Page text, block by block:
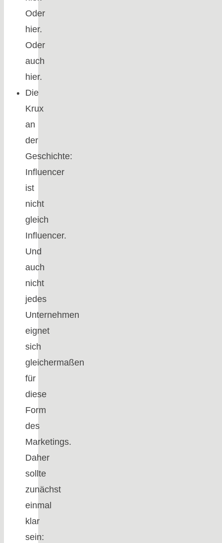
Oder
hier.
Oder
auch
hier.
Die
Krux
an
der
Geschichte:
Influencer
ist
nicht
gleich
Influencer.
Und
auch
nicht
jedes
Unternehmen
eignet
sich
gleichermaßen
für
diese
Form
des
Marketings.
Daher
sollte
zunächst
einmal
klar
sein: